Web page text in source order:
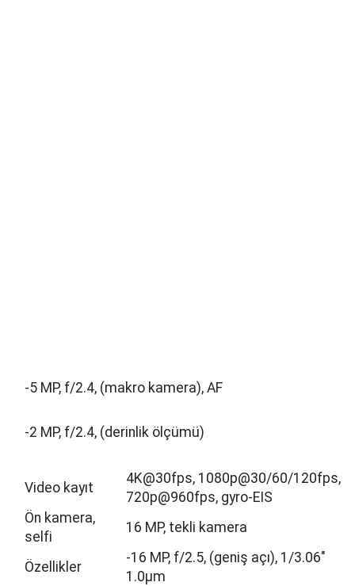
-5 MP, f/2.4, (makro kamera), AF
-2 MP, f/2.4, (derinlik ölçümü)
Video kayıt
4K@30fps, 1080p@30/60/120fps,
720p@960fps, gyro-EIS
Ön kamera,
selfi
16 MP, tekli kamera
Özellikler
-16 MP, f/2.5, (geniş açı), 1/3.06"
1.0µm